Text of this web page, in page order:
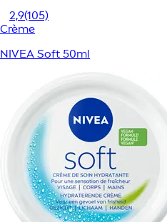
2,9(105)
Crème
NIVEA Soft 50ml